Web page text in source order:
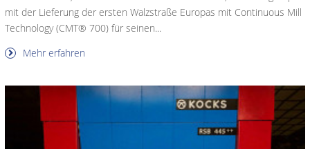
mit der Lieferung der ersten Walzstraße Europas mit Continuous Mill
Technology (CMT® 700) für seinen...
Mehr erfahren